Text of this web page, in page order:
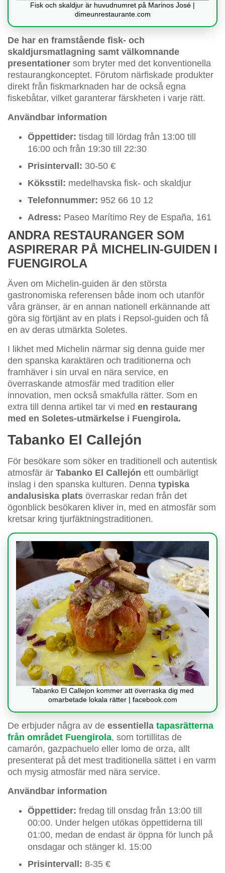
Fisk och skaldjur är huvudnumret på Marinos José |
dimeunrestaurante.com
De har en framstående fisk- och
skaldjursmatlagning samt välkomnande
presentationer som bryter med det konventionella
restaurangkonceptet. Förutom närfiskade produkter
direkt från fiskmarknaden har de också egna
fiskebåtar, vilket garanterar färskheten i varje rätt.
Användbar information
Öppettider: tisdag till lördag från 13:00 till
16:00 och från 19:30 till 22:30
Prisintervall: 30-50 €
Köksstil: medelhavska fisk- och skaldjur
Telefonnummer: 952 66 10 12
Adress: Paseo Marítimo Rey de España, 161
ANDRA RESTAURANGER SOM
ASPIRERAR PÅ MICHELIN-GUIDEN I
FUENGIROLA
Även om Michelin-guiden är den största
gastronomiska referensen både inom och utanför
våra gränser, är en annan nationell erkännande att
göra sig förtjänt av en plats i Repsol-guiden och få
en av deras utmärkta Soletes.
I likhet med Michelin närmar sig denna guide mer
den spanska karaktären och traditionerna och
framhäver i sin urval en nära service, en
överraskande atmosfär med tradition eller
innovation, men också smakfulla rätter. Som en
extra till denna artikel tar vi med en restaurang
med en Soletes-utmärkelse i Fuengirola.
Tabanko El Callejón
För besökare som söker en traditionell och autentisk
atmosfär är Tabanko El Callejón ett oumbärligt
inslag i den spanska kulturen. Denna typiska
andalusiska plats överraskar redan från det
ögonblick besökaren kliver in, med en atmosfär som
kretsar kring tjurfäktningstraditionen.
Tabanko El Callejon kommer att överraska dig med
omarbetade lokala rätter | facebook.com
De erbjuder några av de essentiella tapasrätterna
från området Fuengirola, som tortillitas de
camarón, gazpachuelo eller lomo de orza, allt
presenterat på det mest traditionella sättet i en varm
och mysig atmosfär med nära service.
Användbar information
Öppettider: fredag till onsdag från 13:00 till
00:00. Under helgen utökas öppettiderna till
01:00, medan de endast är öppna för lunch på
onsdagar och stänger kl. 15:00
Prisintervall: 8-35 €